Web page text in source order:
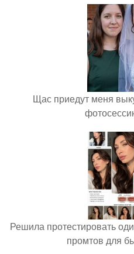
Щас приедут меня
Решила протестировать
промтов для